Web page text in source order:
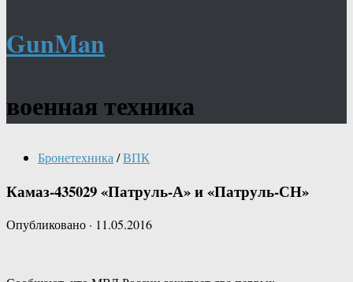
GunMan
военная техника
Бронетехника /ВПК
Камаз-435029 «Патруль-А» и «Патруль-СН»
Опубликовано · 11.05.2016